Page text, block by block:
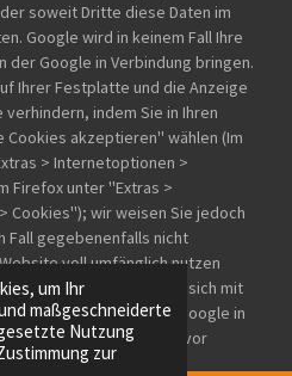
um Ihr
maßgeschneiderte
Nutzung
zur
soweit Dritte diese Daten im
Google wird in keinem Fall Ihre
der Google in Verbindung bringen.
Ihrer Festplatte und die Anzeige
indem Sie in Ihren
akzeptieren'' wählen (Im
> Internetoptionen >
Firefox unter ''Extras >
Cookies''); wir weisen Sie jedoch
Fall gegebenenfalls nicht
voll umfänglich nutzen
Website erklären Sie sich mit
Daten durch Google in
Weise und zu dem zuvor